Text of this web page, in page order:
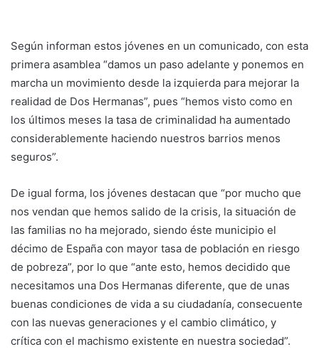
Según informan estos jóvenes en un comunicado, con esta
primera asamblea “damos un paso adelante y ponemos en
marcha un movimiento desde la izquierda para mejorar la
realidad de Dos Hermanas”, pues “hemos visto como en
los últimos meses la tasa de criminalidad ha aumentado
considerablemente haciendo nuestros barrios menos
seguros”.
De igual forma, los jóvenes destacan que “por mucho que
nos vendan que hemos salido de la crisis, la situación de
las familias no ha mejorado, siendo éste municipio el
décimo de España con mayor tasa de población en riesgo
de pobreza”, por lo que “ante esto, hemos decidido que
necesitamos una Dos Hermanas diferente, que de unas
buenas condiciones de vida a su ciudadanía, consecuente
con las nuevas generaciones y el cambio climático, y
crítica con el machismo existente en nuestra sociedad”.